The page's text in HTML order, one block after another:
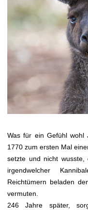
Was für ein Gefühl
1770 zum ersten Mal
setzte und nicht
irgendwelcher
Reichtümern beladen
vermuten.
246 Jahre später,